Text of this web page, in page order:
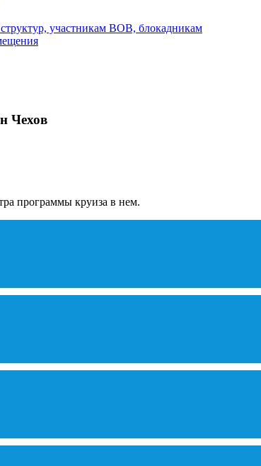
участникам ВОВ, блокадникам
Чехов
программы круиза в нем.